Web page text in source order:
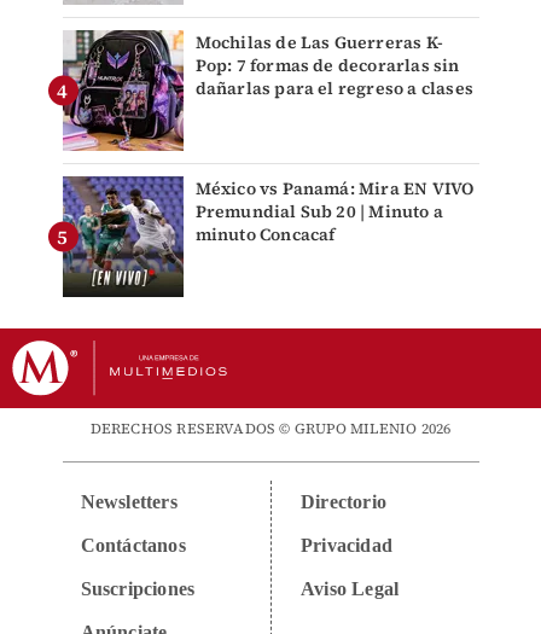
Mochilas de Las Guerreras K-
Pop: 7 formas de decorarlas sin
dañarlas para el regreso a clases
México vs Panamá: Mira EN VIVO
Premundial Sub 20 | Minuto a
minuto Concacaf
DERECHOS RESERVADOS © GRUPO MILENIO 2026
Newsletters
Contáctanos
Suscripciones
Directorio
Privacidad
Aviso Legal